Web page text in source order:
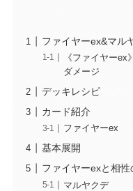
ファイヤーex&マル
《ファイヤー
ダメージ
デッキレシピ
カード紹介
ファイヤーex
基本展開
ファイヤーexと相性
マルヤクデ